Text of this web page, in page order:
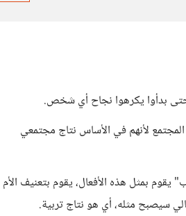
بدأوا يكرهوا نجاح أي شخص.
لأنهم في الأساس نتاج مجتمعي
يقوم بمثل هذه الأفعال، يقوم بتعنيف الأم
سيصبح مثله، أي هو نتاج تربية.